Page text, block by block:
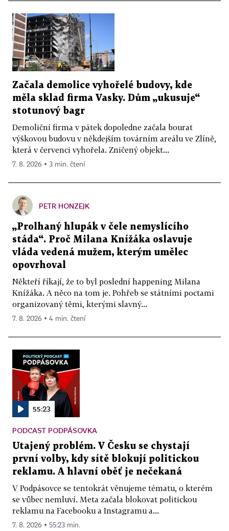
Začala demolice vyhořelé budovy, kde
měla sklad firma Vasky. Dům „ukusuje“
stotunový bagr
Demoliční firma v pátek dopoledne začala bourat
výškovou budovu v někdejším továrním areálu ve Zlíně,
která v červenci vyhořela. Zničený objekt...
7. 8. 2026 ▪ 3 min. čtení
PETR HONZEJK
„Prolhaný hlupák v čele nemyslícího
stáda“. Proč Milana Knížáka oslavuje
vláda vedená mužem, kterým umělec
opovrhoval
Někteří říkají, že to byl poslední happening Milana
Knížáka. A něco na tom je. Pohřeb se státními poctami
organizovaný těmi, kterými slavný...
7. 8. 2026 ▪ 4 min. čtení
55:23
PODCAST PODPÁSOVKA
Utajený problém. V Česku se chystají
první volby, kdy sítě blokují politickou
reklamu. A hlavní oběť je nečekaná
V Podpásovce se tentokrát věnujeme tématu, o kterém
se vůbec nemluví. Meta začala blokovat politickou
reklamu na Facebooku a Instagramu a...
7. 8. 2026 ▪ 55:23 min.